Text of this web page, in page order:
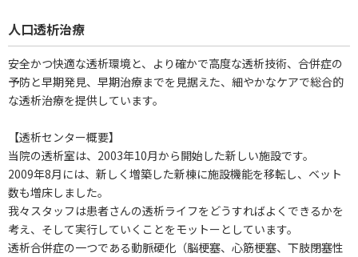
人口透析治療
安全かつ快適な透析環境と、より確かで高度な透析技術、合併症の
予防と早期発見、早期治療までを見据えた、細やかなケアで総合的
な透析治療を提供しています。
【透析センター概要】
当院の透析室は、2003年10月から開始した新しい施設です。
2009年8月には、新しく増築した新棟に施設機能を移転し、ベット
数も増床しました。
我々スタッフは患者さんの透析ライフをどうすればよくできるかを
考え、そして実行していくことをモットーとしています。
透析合併症の一つである動脈硬化（脳梗塞、心筋梗塞、下肢閉塞性